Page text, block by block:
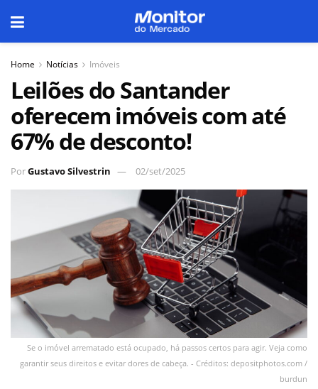
Home Notícias Imóveis
Leilões do Santander
oferecem imóveis com até
67% de desconto!
PorGustavo Silvestrin 02/set/2025
Se o imóvel arrematado está ocupado, há passos certos para agir. Veja como
garantir seus direitos e evitar dores de cabeça. - Créditos: depositphotos.com /
burdun